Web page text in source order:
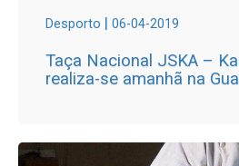
Desporto | 06-04-2019
Taça Nacional JSKA –
realiza-se amanhã na